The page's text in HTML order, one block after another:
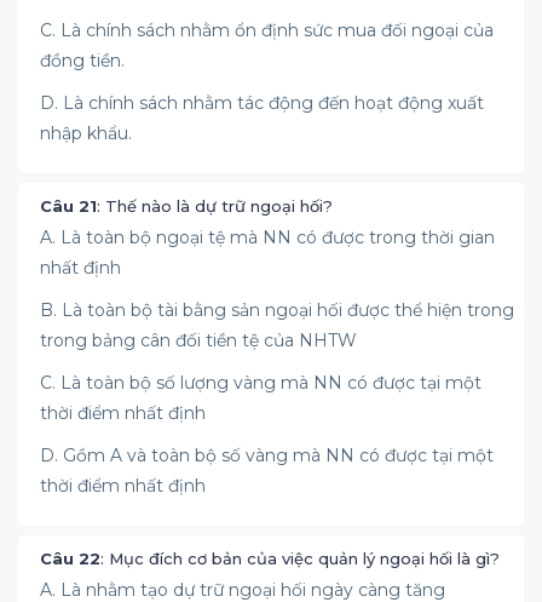
C. Là chính sách nhằm ổn định sức mua đối ngoại của
đồng tiền.
D. Là chính sách nhằm tác động đến hoạt động xuất
nhập khẩu.
Câu 21: Thế nào là dự trữ ngoại hối?
A. Là toàn bộ ngoại tệ mà NN có được trong thời gian
nhất định
B. Là toàn bộ tài bằng sản ngoại hối được thể hiện trong
trong bảng cân đối tiền tệ của NHTW
C. Là toàn bộ số lượng vàng mà NN có được tại một
thời điểm nhất định
D. Gồm A và toàn bộ số vàng mà NN có được tại một
thời điểm nhất định
Câu 22: Mục đích cơ bản của việc quản lý ngoại hối là gì?
A. Là nhằm tạo dự trữ ngoại hối ngày càng tăng